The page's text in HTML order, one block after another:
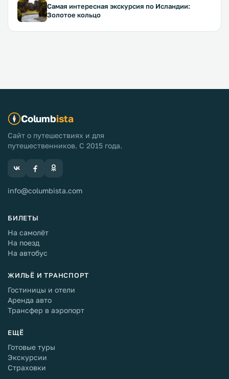
Самая интересная экскурсия по Исландии:
Золотое кольцо
Columbista
Сайт о путешествиях и для
путешественников. С 2015 года.
info@columbista.com
БИЛЕТЫ
На самолёт
На поезд
На автобус
ЖИЛЬЁ И ТРАНСПОРТ
Гостиницы и отели
Аренда авто
Трансфер в аэропорт
ЕЩЁ
Готовые туры
Экскурсии
Страховки